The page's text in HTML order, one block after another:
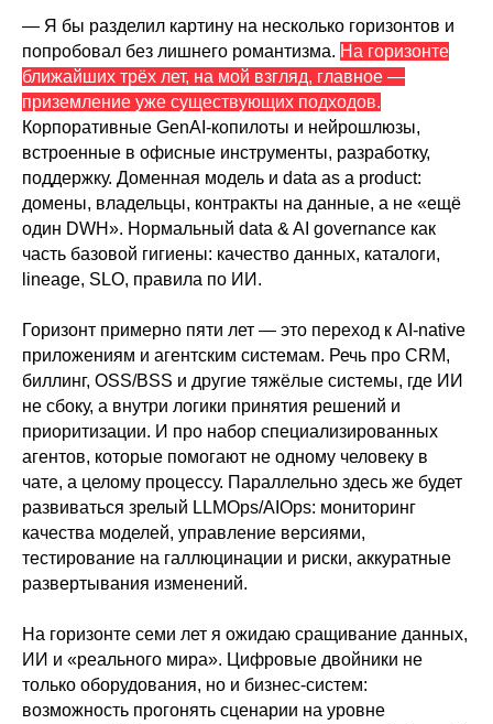
— Я бы разделил картину на несколько горизонтов и
попробовал без лишнего романтизма. На горизонте
ближайших трёх лет, на мой взгляд, главное —
приземление уже существующих подходов.
Корпоративные GenAI-копилоты и нейрошлюзы,
встроенные в офисные инструменты, разработку,
поддержку. Доменная модель и data as a product:
домены, владельцы, контракты на данные, а не «ещё
один DWH». Нормальный data & AI governance как
часть базовой гигиены: качество данных, каталоги,
lineage, SLO, правила по ИИ.
Горизонт примерно пяти лет — это переход к AI-native
приложениям и агентским системам. Речь про CRM,
биллинг, OSS/BSS и другие тяжёлые системы, где ИИ
не сбоку, а внутри логики принятия решений и
приоритизации. И про набор специализированных
агентов, которые помогают не одному человеку в
чате, а целому процессу. Параллельно здесь же будет
развиваться зрелый LLMOps/AIOps: мониторинг
качества моделей, управление версиями,
тестирование на галлюцинации и риски, аккуратные
развертывания изменений.
На горизонте семи лет я ожидаю сращивание данных,
ИИ и «реального мира». Цифровые двойники не
только оборудования, но и бизнес-систем:
возможность прогонять сценарии на уровне